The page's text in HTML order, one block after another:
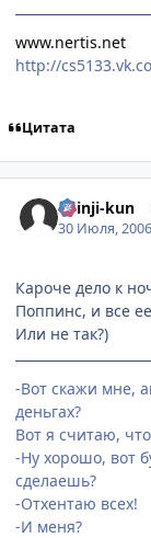
www.nertis.net
http://
Цитата
Shinji-kun
30 Июля,
Кароче дело к
Поппинс, и все
Или не так?)
-Вот скажи мне,
деньгах?
Вот я считаю,
-Ну хорошо, вот
сделаешь?
-Отхентаю всех!
-И меня?